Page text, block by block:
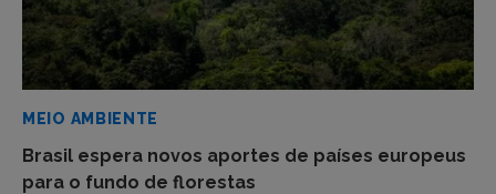
MEIO AMBIENTE
Brasil espera novos aportes de países europeus
para o fundo de florestas